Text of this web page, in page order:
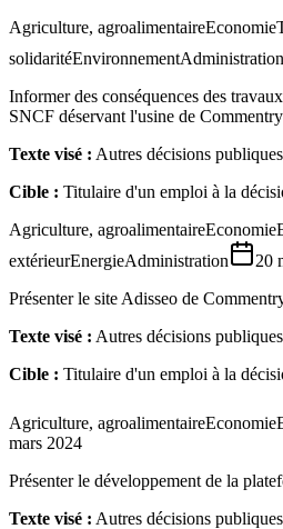
Agriculture, agroalimentaireEconomie
solidaritéEnvironnementAdministration
Informer des conséquences des
SNCF déservant l'usine de Commentry
Texte visé : Autres décisions publiques
Cible : Titulaire d'un emploi à la
Agriculture, agroalimentaireEconomie
extérieurEnergieAdministration
20
Présenter le site Adisseo de
Texte visé : Autres décisions publiques
Cible : Titulaire d'un emploi à la
Agriculture, agroalimentaireEconomie
mars 2024
Présenter le développement de la
Texte visé : Autres décisions publiques